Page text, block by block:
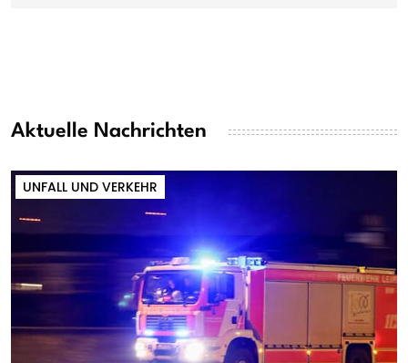
Aktuelle Nachrichten
UNFALL UND VERKEHR